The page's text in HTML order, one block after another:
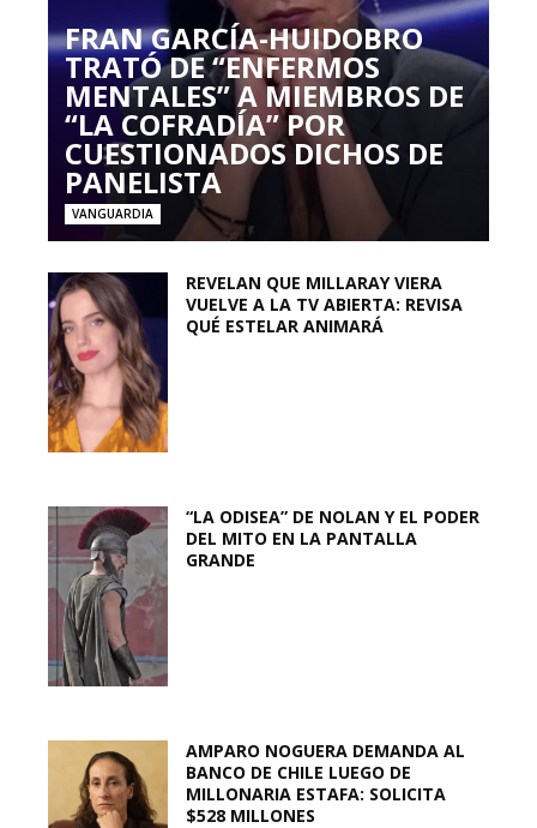
FRAN GARCÍA-HUIDOBRO
TRATÓ DE “ENFERMOS
MENTALES” A MIEMBROS DE
“LA COFRADÍA” POR
CUESTIONADOS DICHOS DE
PANELISTA
VANGUARDIA
REVELAN QUE MILLARAY VIERA
VUELVE A LA TV ABIERTA: REVISA
QUÉ ESTELAR ANIMARÁ
“LA ODISEA” DE NOLAN Y EL PODER
DEL MITO EN LA PANTALLA
GRANDE
AMPARO NOGUERA DEMANDA AL
BANCO DE CHILE LUEGO DE
MILLONARIA ESTAFA: SOLICITA
$528 MILLONES